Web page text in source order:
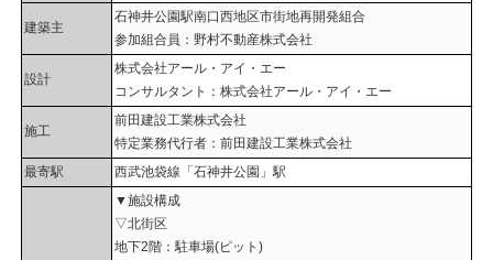
建築主
石神井公園駅南口西地区市街地再開発組合
参加組合員：野村不動産株式会社
設計
株式会社アール・アイ・エー
コンサルタント：株式会社アール・アイ・エー
施工
前田建設工業株式会社
特定業務代行者：前田建設工業株式会社
最寄駅
西武池袋線「石神井公園」駅
▼施設構成
▽北街区
地下2階：駐車場(ピット)